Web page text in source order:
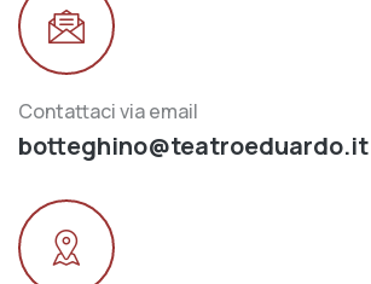
Contattaci via email
botteghino@teatroeduardo.it